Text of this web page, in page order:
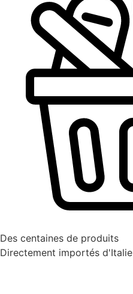
Des centaines de produits
Directement importés d'Italie